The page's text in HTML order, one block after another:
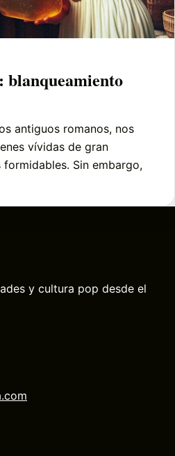
blanqueamiento
antiguos romanos, nos
vívidas de gran
Sin embargo,
y cultura pop desde el